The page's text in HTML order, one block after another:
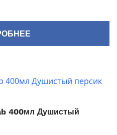
400мл Душистый